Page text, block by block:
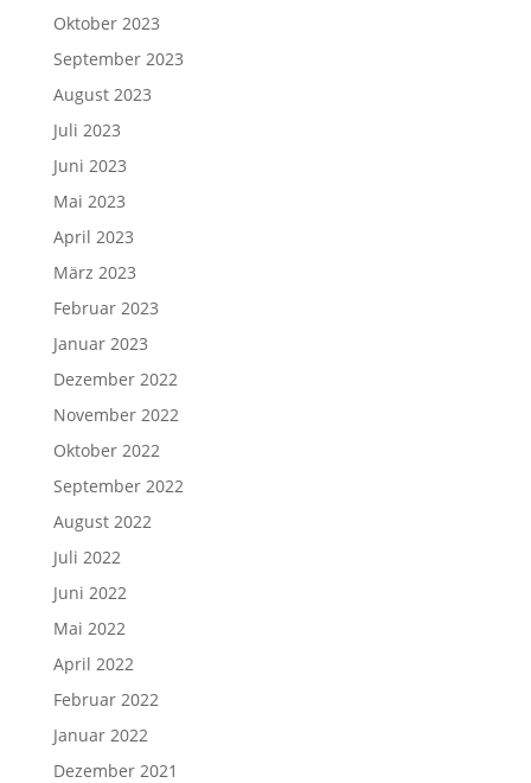
Oktober 2023
September 2023
August 2023
Juli 2023
Juni 2023
Mai 2023
April 2023
März 2023
Februar 2023
Januar 2023
Dezember 2022
November 2022
Oktober 2022
September 2022
August 2022
Juli 2022
Juni 2022
Mai 2022
April 2022
Februar 2022
Januar 2022
Dezember 2021